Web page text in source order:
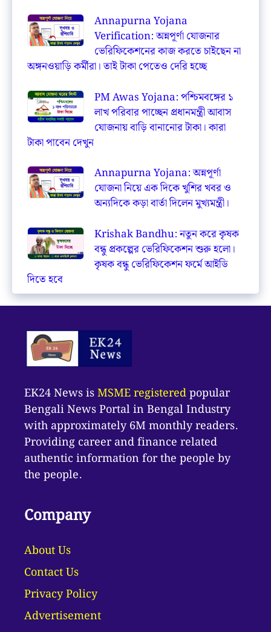
Annapurna Yojana
Verification: অন্নপূর্ণা যোজনার
ভেরিফিকেশনের কাজ করতে চাইছেন না
অঙ্গনওয়াড়ি কর্মীরা। তাই টাকা পেতেও দেরি হচ্ছে
PM Awas Yojana: পশ্চিমবঙ্গের ১
লাখ পরিবার পাচ্ছেন প্রধানমন্ত্রী আবাস
যোজনায় বাড়ি বানানোর টাকা। কারা
টাকা পাবেন দেখুন
Annapurna Yojana: অন্নপূর্ণা
যোজনা নিয়ে এক দিকে খুশির খবর ও
অন্যদিকে কড়া বার্তা দিলেন মুখ্যমন্ত্রী।
Krishak Bandhu: নতুন করে কৃষক
বন্ধু প্রকল্পের ভেরিফিকেশন শুরু হলো।
কৃষক বন্ধু ভেরিফিকেশন ফর্মে আইডি
দিতে হবে
EK24 News isMSME registeredpopular
Bengali News Portal in Bengal Industry
with approximately 6M monthly readers.
Providing career and finance related
authentic information for the people by
the people.
Company
About Us
Contact Us
Privacy Policy
Advertisement